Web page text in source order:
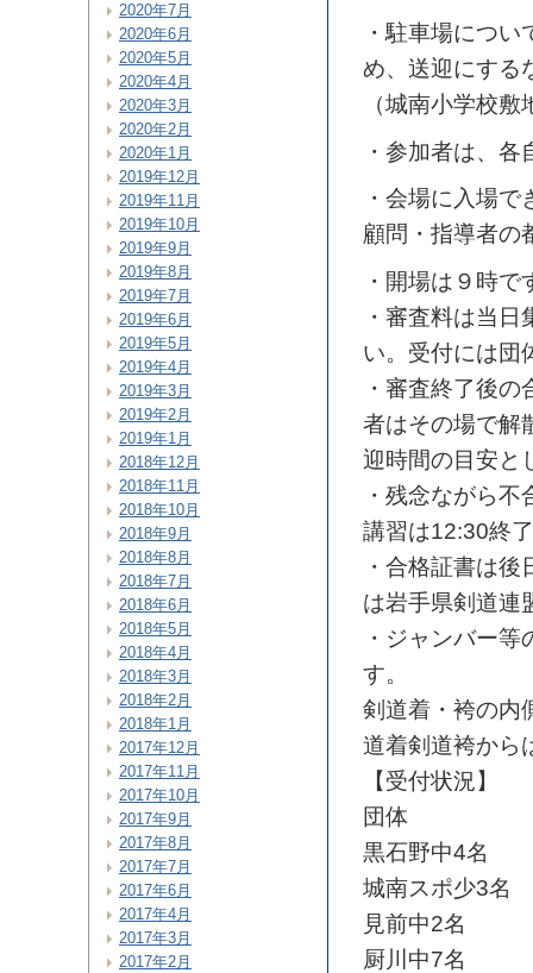
・駐車場につ
め、送迎にする
（城南小学校
・参加者は、
・会場に入場
顧問・指導者の
・開場は９時で
・審査料は当日
い。 受付には団
・審査終了後
者はその場で解
迎時間の目安と
・残念ながら
講習は12:30終
・合格証書は
は岩手県剣道連
・ジャンバー
す。
剣道着・袴の内
道着剣道袴か
【受付状況】
団体
黒石野中4名
城南スポ少3名
見前中2名
厨川中7名
2020年7月
2020年6月
2020年5月
2020年4月
2020年3月
2020年2月
2020年1月
2019年12月
2019年11月
2019年10月
2019年9月
2019年8月
2019年7月
2019年6月
2019年5月
2019年4月
2019年3月
2019年2月
2019年1月
2018年12月
2018年11月
2018年10月
2018年9月
2018年8月
2018年7月
2018年6月
2018年5月
2018年4月
2018年3月
2018年2月
2018年1月
2017年12月
2017年11月
2017年10月
2017年9月
2017年8月
2017年7月
2017年6月
2017年4月
2017年3月
2017年2月